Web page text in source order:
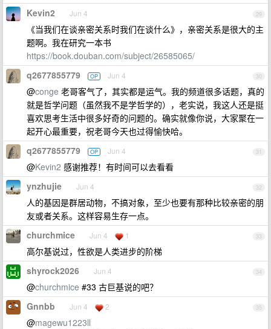
29
Kevin2 Jun 4
《当我们在谈亲密关系时我们在谈什么》，亲密关系是很大的主
题啊。我在研究一本书
https://book.douban.com/subject/26585065/
30
q2677855779 OP Jun 4
@conge 老哥客气了，其实都是运气。我的频道很多话题，真的
就是哲学问题（虽然我不是学哲学的），老实说，我这人还是挺
喜欢思考生活中很多好奇的问题的。确实就像你说，大家聚在一
起开心最重要，祝老哥今天也过得愉快哈。
31
q2677855779 OP Jun 4
@Kevin2 感谢推荐！有时间可以去看看
32
ynzhujie Jun 4
人的基因是群居动物，不搞对象，至少也要有那种比较亲密的朋
友或者关系。这样容易生存一点。
33
churchmice Jun 4 1
高尔基说过，性欲是人类进步的阶梯
34
shyrock2026 Jun 4
@churchmice #33 古巨基说的吧？
35
Gnnbb Jun 4 2
@magewu1223ll